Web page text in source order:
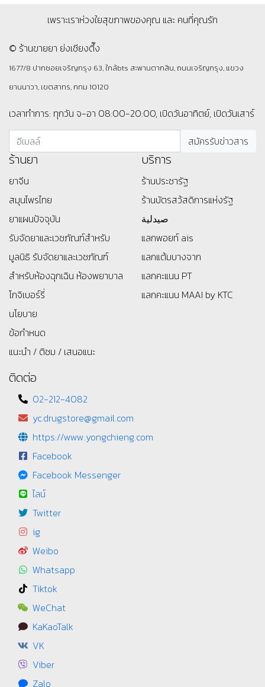
เพราะเราห่วงใยสุขภาพของคุณ และ คนที่คุณรัก
© ร้านขายยา ย่งเชียงตึ๊ง
1677/8 ปากซอยเจริญกรุง 63, ใกล้bts สะพานตากสิน, ถนนเจริญกรุง, แขวง
ยานนาวา, เขตสาทร, กทม 10120
เวลาทำการ: ทุกวัน จ-อา 08:00-20:00, เปิดวันอาทิตย์, เปิดวันเสาร์
ร้านยา
ยาจีน
สมุนไพรไทย
ยาแผนปัจจุบัน
รับจัดยาและเวชภัณฑ์สำหรับ
มูลนิธิ รับจัดยาและเวชภัณฑ์
สำหรับห้องฉุกเฉิน ห้องพยาบาล
โกจิเบอร์รี่
นโยบาย
ข้อกำหนด
แนะนำ / ติชม / เสนอแนะ
บริการ
ร้านประชารัฐ
ร้านบัตรสว้สดิการแห่งรัฐ
صيدلية
แลกพอยท์ ais
แลกแต้มบางจาก
แลกคะแนน PT
แลกคะแนน MAAI by KTC
ติดต่อ
02-212-4082
yc.drugstore@gmail.com
https://www.yongchieng.com
Facebook
Facebook Messenger
ไลน์
Twitter
ig
Weibo
Whatsapp
Tiktok
WeChat
KaKaoTalk
VK
Viber
Zalo